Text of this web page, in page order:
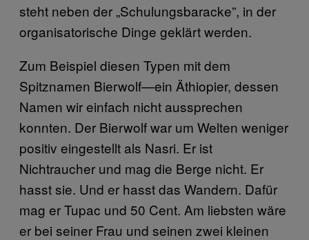
steht neben der „Schulungsbaracke”, in der
organisatorische Dinge geklärt werden.
Zum Beispiel diesen Typen mit dem
Spitznamen Bierwolf—ein Äthiopier, dessen
Namen wir einfach nicht aussprechen
konnten. Der Bierwolf war um Welten weniger
positiv eingestellt als Nasri. Er ist
Nichtraucher und mag die Berge nicht. Er
hasst sie. Und er hasst das Wandern. Dafür
mag er Tupac und 50 Cent. Am liebsten wäre
er bei seiner Frau und seinen zwei kleinen